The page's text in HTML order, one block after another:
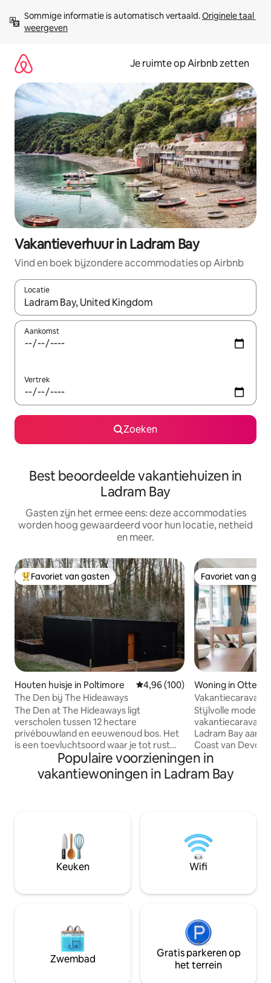
direct
naar
Sommige informatie is automatisch vertaald. Originele taal
weergeven
Je ruimte op Airbnb zetten
Vakantieverhuur in Ladram Bay
Vind en boek bijzondere accommodaties op Airbnb
Locatie
Wanneer er suggesties beschikbaar zijn, maak je een keuze
Aankomst
Vertrek
Zoeken
Best beoordeelde vakantiehuizen in
Ladram Bay
Gasten zijn het ermee eens: deze accommodaties
worden hoog gewaardeerd voor hun locatie, netheid
en meer.
Topfavoriet van gasten
Favoriet van gasten
Houten huisje in Poltimore Gemiddelde beoordeling van
4,96 (100)
The Den bij The Hideaways
The Den at The Hideaways ligt
verscholen tussen 12 hectare
privébouwland en eeuwenoud bos. Het
is een toevluchtsoord waar je tot rust
kunt komen, diep kunt ademen en weer
in contact kunt komen met de natuur,
jezelf en de mensen die het belangrijkst
in je eigen dubbele bubbelbad en sauna,
of gezellig bij de open haard, elk
moment nodigt eenvoud, sereniteit en
een diepere waardering voor de rustige
Favoriet van
Favoriet van
Woning in
Vakantiecaravan
prachtige Ladram
Stijlvolle
vakantiecaravan
Ladram Bay aan
Coast van
prachtige rustige
Slaapplekken 4-
buitenterras en
en
buitenlucht en
kust-, klif- en
vanaf de
Populaire voorzieningen in
vakantiewoningen in Ladram Bay
Keuken Wifi
Zwembad
Gratis parkeren op
het terrein